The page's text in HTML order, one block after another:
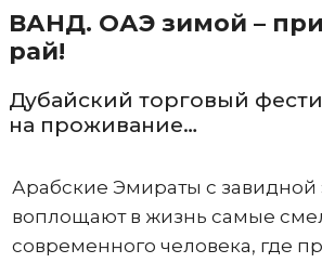
ВАНД. ОАЭ зимой –
рай!
Дубайский торговый
на проживание…
Арабские Эмираты с завидной
воплощают в жизнь самые
современного человека, где